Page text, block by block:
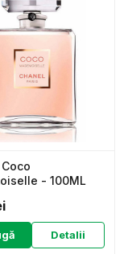
- 100ML
Detalii